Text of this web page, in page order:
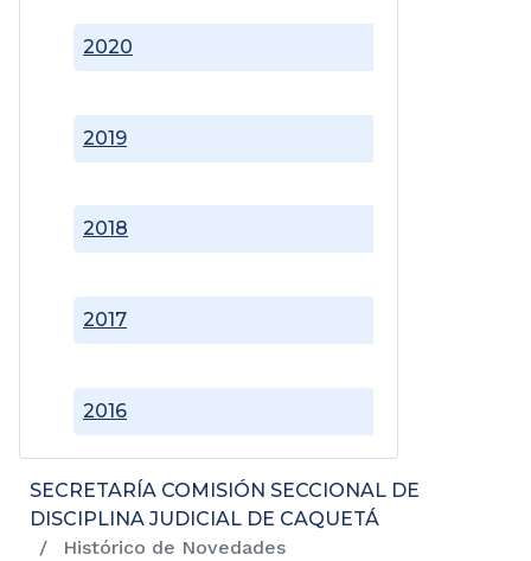
2016
2017
2018
2019
2020
SECRETARÍA COMISIÓN SECCIONAL DE
DISCIPLINA JUDICIAL DE CAQUETÁ
Histórico de Novedades